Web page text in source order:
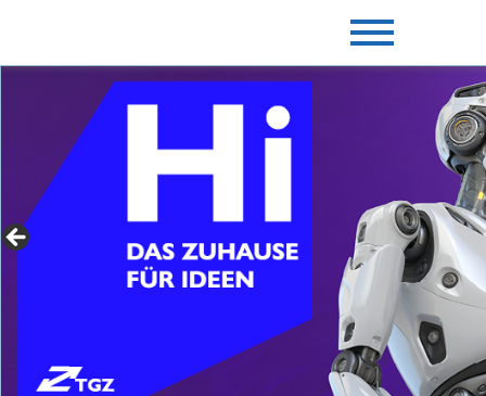
» Für Gründer mit Extras
► jetzt mehr erfahren